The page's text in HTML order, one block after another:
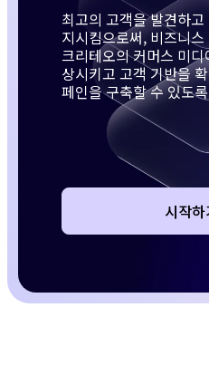
최고의 고객을 발견하
지시킴으로써, 비즈니
크리테오의 커머스 미
상시키고 고객 기반을
페인을 구축할 수 있도
시작하